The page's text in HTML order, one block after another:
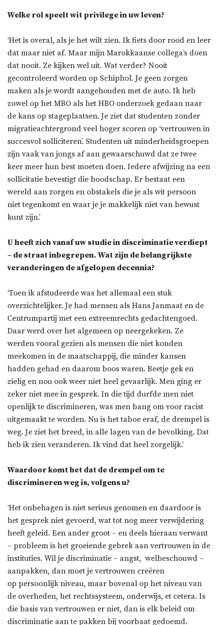
Welke rol speelt wit privilege in uw leven?
‘Het is overal, als je het wilt zien. Ik fiets door rood en leer
dat maar niet af. Maar mijn Marokkaanse collega’s doen
dat nooit. Ze kijken wel uit. Wat verder? Nooit
gecontroleerd worden op Schiphol. Je geen zorgen
maken als je wordt aangehouden met de auto. Ik heb
zowel op het MBO als het HBO onderzoek gedaan naar
de kans op stageplaatsen. Je ziet dat studenten zonder
migratieachtergrond veel hoger scoren op ‘vertrouwen in
succesvol solliciteren’. Studenten uit minderheidsgroepen
zijn vaak van jongs af aan gewaarschuwd dat ze twee
keer meer hun best moeten doen. Iedere afwijzing na een
sollicitatie bevestigt die boodschap. Er bestaat een
wereld aan zorgen en obstakels die je als wit persoon
niet tegenkomt en waar je je makkelijk niet van bewust
kunt zijn.’
U heeft zich vanaf uw studie in discriminatie verdiept
– de straat inbegrepen. Wat zijn de belangrijkste
veranderingen de afgelopen decennia?
‘Toen ik afstudeerde was het allemaal een stuk
overzichtelijker. Je had mensen als Hans Janmaat en de
Centrumpartij met een extreemrechts gedachtengoed.
Daar werd over het algemeen op neergekeken. Ze
werden vooral gezien als mensen die niet konden
meekomen in de maatschappij, die minder kansen
hadden gehad en daarom boos waren. Beetje gek en
zielig en nou ook weer niet heel gevaarlijk. Men ging er
zeker niet mee in gesprek. In die tijd durfde men niet
openlijk te discrimineren, was men bang om voor racist
uitgemaakt te worden. Nu is het taboe eraf, de drempel is
weg. Je ziet het breed, in alle lagen van de bevolking. Dat
heb ik zien veranderen. Ik vind dat heel zorgelijk.’
Waardoor komt het dat de drempel om te
discrimineren weg is, volgens u?
‘Het onbehagen is niet serieus genomen en daardoor is
het gesprek niet gevoerd, wat tot nog meer verwijdering
heeft geleid. Een ander groot – en deels hieraan verwant
– probleem is het groeiende gebrek aan vertrouwen in de
instituties. Wil je discriminatie – angst, welbeschouwd –
aanpakken, dan moet je vertrouwen creëren
op persoonlijk niveau, maar bovenal op het niveau van
de overheden, het rechtssysteem, onderwijs, et cetera. Is
die basis van vertrouwen er niet, dan is elk beleid om
discriminatie aan te pakken bij voorbaat gedoemd.